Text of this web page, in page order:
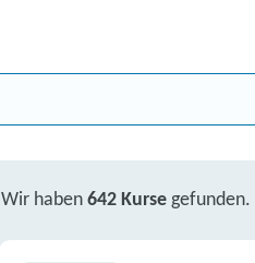
Wir haben 642 Kurse gefunden.